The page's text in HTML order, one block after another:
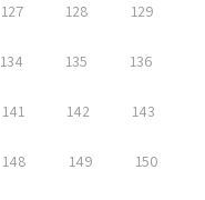
127 128 129
134 135 136
141 142 143
148 149 150